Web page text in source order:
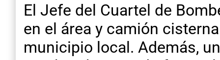
El Jefe del Cuartel de
en el área y camión
municipio local. Además,